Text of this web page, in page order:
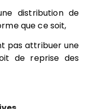
distribution de
que ce soit,
pas attribuer une
de reprise des